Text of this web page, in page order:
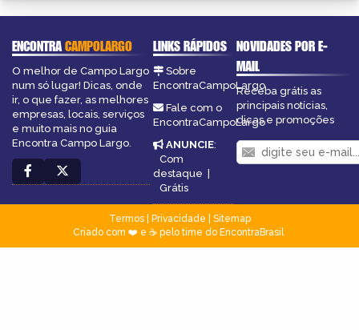
ENCONTRACAMPOLARGO
O melhor de Campo Largo
num só lugar! Dicas, onde
ir, o que fazer, as melhores
empresas, locais, serviços
e muito mais no guia
Encontra Campo Largo.
LINKS RÁPIDOS
Sobre
EncontraCampoLargo
Fale com o
EncontraCampoLargo
ANUNCIE:
Com
destaque
Grátis
NOVIDADES POR E-
MAIL
Receba grátis as
principais notícias,
dicas e promoções
Termos| Privacidade
Sitemap
Criado com ❤️ e ☕ pelo time do EncontraBrasil